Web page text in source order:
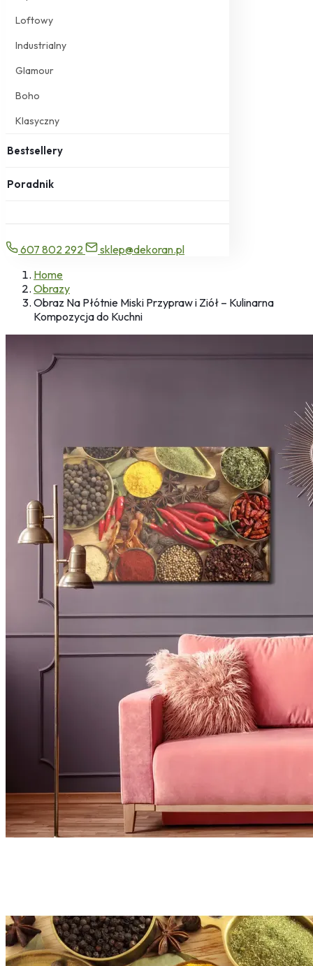
Loftowy
Industrialny
Glamour
Boho
Klasyczny
Bestsellery
Poradnik
607 802 292
sklep@dekoran.pl
Home
Obrazy
Obraz Na Płótnie Miski Przypraw i Ziół – Kulinarna
Kompozycja do Kuchni